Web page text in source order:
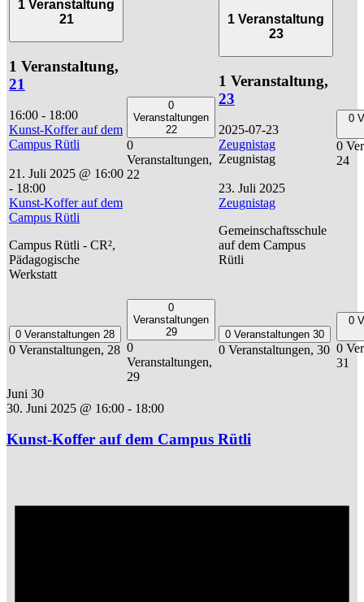
1 Veranstaltung
21
1 Veranstaltung,
21
16:00 - 18:00
Kunst-Koffer auf dem
Campus Rütli
21. Juli 2025 @ 16:00
- 18:00
Kunst-Koffer auf dem
Campus Rütli
Campus Rütli - CR²,
Pädagogische
Werkstatt
0
Veranstaltungen
22
0
Veranstaltungen,
22
1 Veranstaltung
23
1 Veranstaltung,
23
2025-07-23
Zeugnistag
Zeugnistag
23. Juli 2025
Zeugnistag
Gemeinschaftsschule
auf dem Campus
Rütli
0
0
24
0 Veranstaltungen 28
0 Veranstaltungen, 28
0
Veranstaltungen
29
0
Veranstaltungen,
29
0 Veranstaltungen 30
0 Veranstaltungen, 30
0
0
31
Juni 30
30. Juni 2025 @ 16:00 - 18:00
Kunst-Koffer auf dem Campus Rütli